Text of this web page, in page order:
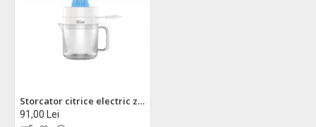
Storcator citrice electric zilan zln1146 - motor ac 30w, rotatie 2 directii, recipient 1,4l
91,00 Lei